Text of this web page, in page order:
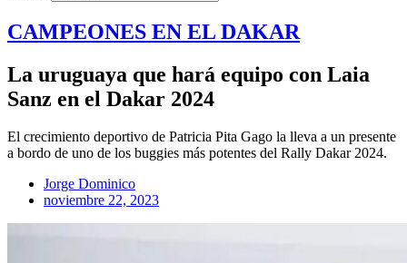
CAMPEONES EN EL DAKAR
La uruguaya que hará equipo con Laia
Sanz en el Dakar 2024
El crecimiento deportivo de Patricia Pita Gago la lleva a un presente
a bordo de uno de los buggies más potentes del Rally Dakar 2024.
Jorge Dominico
noviembre 22, 2023